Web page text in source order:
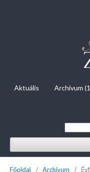
Aktuális Archívum
Főoldal / Archívum /